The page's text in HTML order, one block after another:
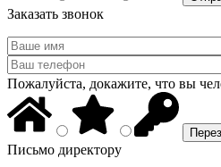
Заказать звонок
Пожалуйста, докажите, что вы
Письмо директору